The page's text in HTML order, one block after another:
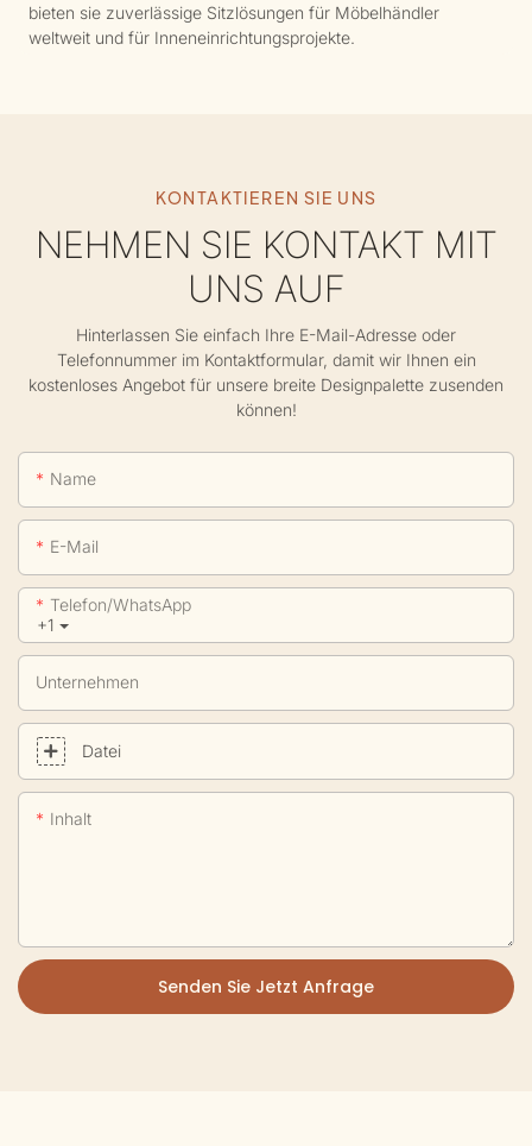
bieten sie zuverlässige Sitzlösungen für Möbelhändler
weltweit und für Inneneinrichtungsprojekte.
KONTAKTIEREN SIE UNS
NEHMEN SIE KONTAKT MIT
UNS AUF
Hinterlassen Sie einfach Ihre E-Mail-Adresse oder
Telefonnummer im Kontaktformular, damit wir Ihnen ein
kostenloses Angebot für unsere breite Designpalette zusenden
können!
Name
E-Mail
+1
Telefon/WhatsApp
Unternehmen
Datei
Inhalt
Senden Sie Jetzt Anfrage